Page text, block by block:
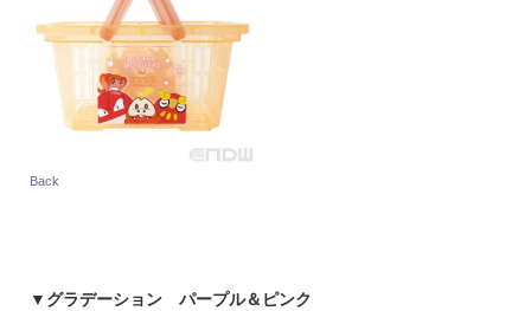
Back
▼ グラデーション パープル＆ピンク